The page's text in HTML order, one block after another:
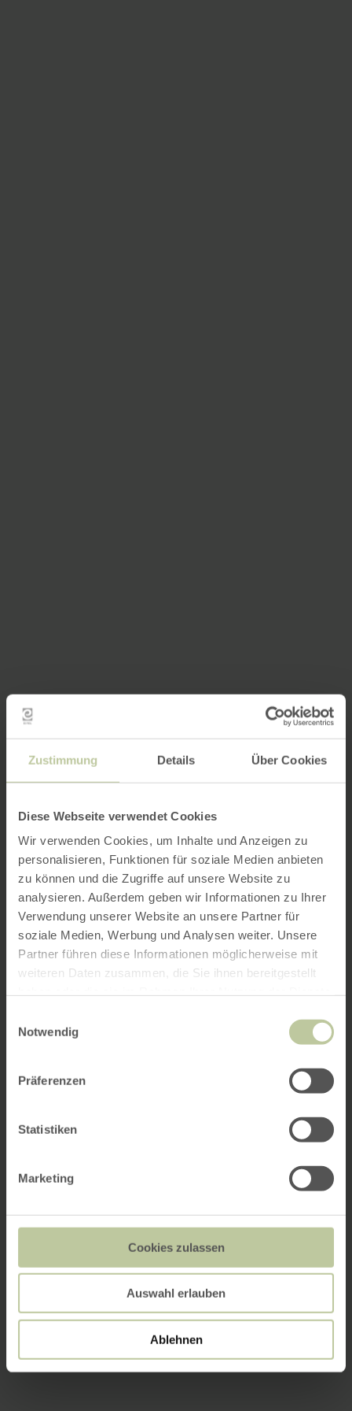
Zustimmung Details Über Cookies
Diese Webseite verwendet Cookies
Wir verwenden Cookies, um Inhalte und Anzeigen zu
personalisieren, Funktionen für soziale Medien anbieten
zu können und die Zugriffe auf unsere Website zu
analysieren. Außerdem geben wir Informationen zu Ihrer
Verwendung unserer Website an unsere Partner für
soziale Medien, Werbung und Analysen weiter. Unsere
Partner führen diese Informationen möglicherweise mit
weiteren Daten zusammen, die Sie ihnen bereitgestellt
Notwendig
Präferenzen
Statistiken
Marketing
Cookies zulassen
Auswahl erlauben
Ablehnen